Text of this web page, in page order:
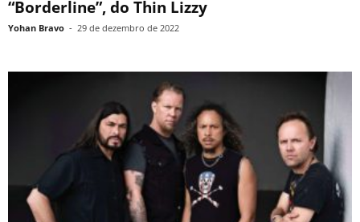
“Borderline”, do Thin Lizzy
Yohan Bravo - 29 de dezembro de 2022